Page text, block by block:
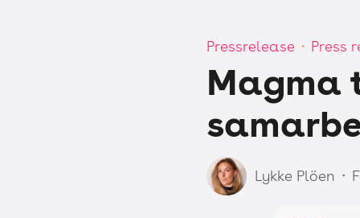
Pressrelease ・ Press
Magma
Lykke Plöen ・